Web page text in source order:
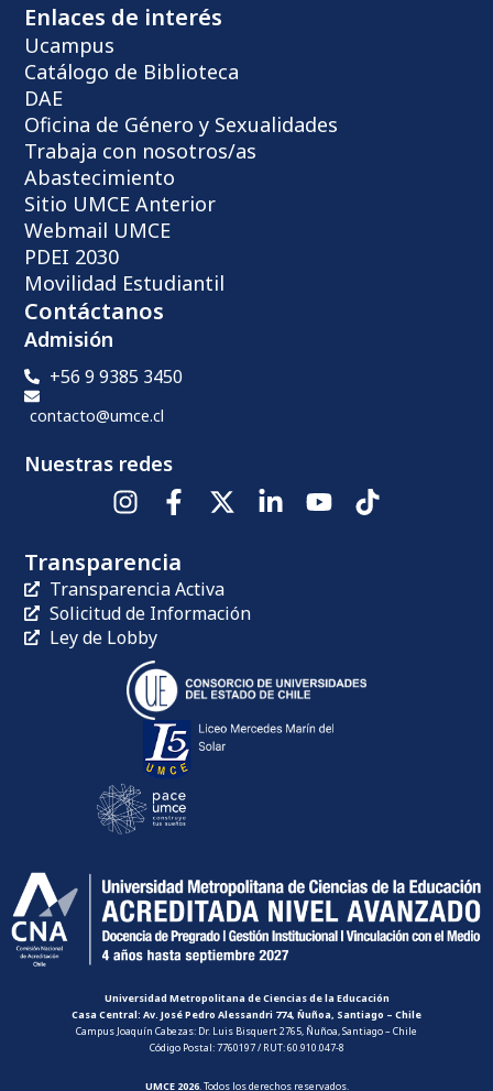
Enlaces de interés
Ucampus
Catálogo de Biblioteca
DAE
Oficina de Género y Sexualidades
Trabaja con nosotros/as
Abastecimiento
Sitio UMCE Anterior
Webmail UMCE
PDEI 2030
Movilidad Estudiantil
Contáctanos
Admisión
+56 9 9385 3450
contacto@umce.cl
Nuestras redes
Transparencia
Transparencia Activa
Solicitud de Información
Ley de Lobby
Universidad Metropolitana de Ciencias de la Educación
Casa Central: Av. José Pedro Alessandri 774, Ñuñoa, Santiago – Chile
Campus Joaquín Cabezas: Dr. Luis Bisquert 2765, Ñuñoa, Santiago – Chile
Código Postal: 7760197 / RUT: 60.910.047-8
UMCE 2026. Todos los derechos reservados.